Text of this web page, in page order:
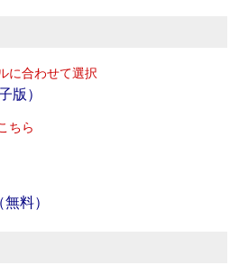
に合わせて選択
版）
ちら
料）